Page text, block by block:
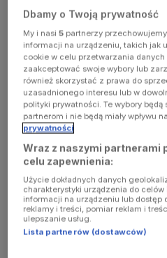
has
occurred
(see the
browser
console for
more
information)
Dbamy o Twoją prywatność
My i nasi5 partnerzy
informacji na urządzeniu, takich jak
cookie w celu przetwarzania
zaakceptować swoje wybory lub
również skorzystać z prawa do
uzasadnionego interesu lub w
polityki prywatności. Te wybory
partnerom i nie będą miały wpływu
prywatności
Wraz z naszymi partnerami
celu zapewnienia:
Użycie dokładnych danych
charakterystyki urządzenia do
informacji na urządzeniu lub dostęp
reklamy i treści, pomiar reklam i
ulepszanie usług.
Lista partnerów (dostawców)